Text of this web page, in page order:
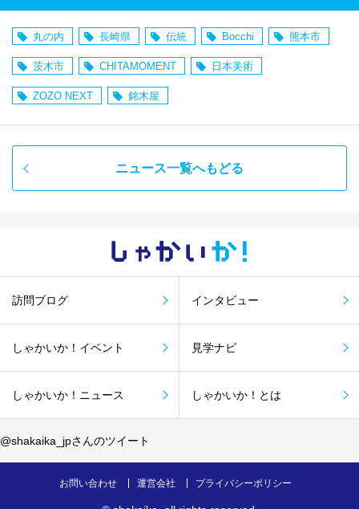
丸の内 長崎県 伝統 Bocchi 熊本市
茨木市 CHITAMOMENT 日本美術
ZOZO NEXT 銘木屋
ニュース一覧へもどる
しゃかい か！
訪問ブログ インタビュー
しゃかいか！イベント 見学ナビ
しゃかいか！ニュース しゃかいか！とは
@shakaika_jpさんのツイート
お問い合わせ 運営会社 プライバシーポリシー